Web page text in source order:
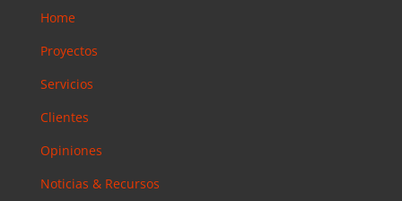
Home
Proyectos
Servicios
Clientes
Opiniones
Noticias & Recursos